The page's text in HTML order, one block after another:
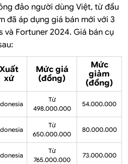
đảo người dùng Việt, từ đầu
đã áp dụng giá bán mới với 3
và Fortuner 2024. Giá bán cụ
Xuất
xứ
Mức giá
(đồng)
Mức
giảm
(đồng)
Từ
498.000.000
54.000.000
Từ
650.000.000
80.000.000
Từ
765.000.000
73.000.000